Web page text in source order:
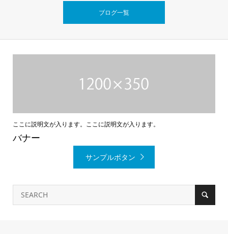
ブログ一覧
ここに説明文が入ります。ここに説明文が入ります。
バナー
サンプルボタン